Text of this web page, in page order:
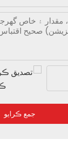
جمع ڪرايو